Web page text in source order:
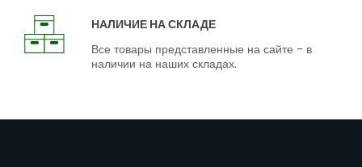
НАЛИЧИЕ НА СКЛАДЕ
Все товары представленные на сайте - в
наличии на наших складах.